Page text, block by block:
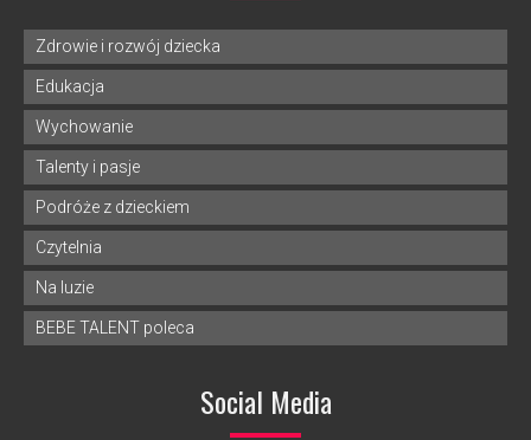
Zdrowie i rozwój dziecka
Edukacja
Wychowanie
Talenty i pasje
Podróże z dzieckiem
Czytelnia
Na luzie
BEBE TALENT poleca
Social Media